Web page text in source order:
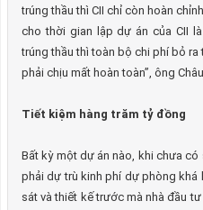
trúng thầu thì CII chỉ còn hoàn
cho thời gian lập dự án của CII
trúng thầu thì toàn bộ chi phí bỏ
phải chịu mất hoàn toàn”, ông
Tiết kiệm hàng trăm tỷ đồng
Bất kỳ một dự án nào, khi chưa
phải dự trù kinh phí dự phòng khá
sát và thiết kế trước mà nhà đầu